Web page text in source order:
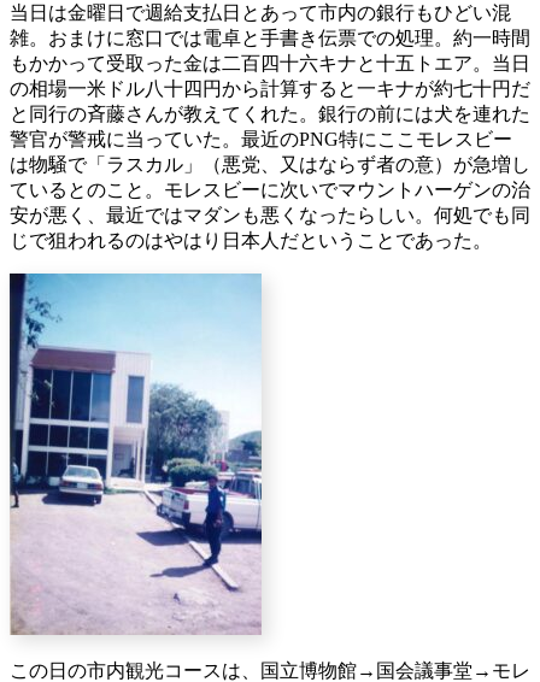
当日は金曜日で週給支払日とあって市内の銀行もひどい混
雑。おまけに窓口では電卓と手書き伝票での処理。約一時間
もかかって受取った金は二百四十六キナと十五トエア。当日
の相場一米ドル八十四円から計算すると一キナが約七十円だ
と同行の斉藤さんが教えてくれた。銀行の前には犬を連れた
警官が警戒に当っていた。最近のPNG特にここモレスビー
は物騒で「ラスカル」（悪党、又はならず者の意）が急増し
ているとのこと。モレスビーに次いでマウントハーゲンの治
安が悪く、最近ではマダンも悪くなったらしい。何処でも同
じで狙われるのはやはり日本人だということであった。
この日の市内観光コースは、国立博物館→国会議事堂→モレ